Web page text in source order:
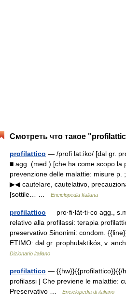
Смотреть что такое
profilattico — /profi lat:iko/ [dal gr.
■ agg. (med.) [che ha come scopo la
prevenzione delle malattie: misure p.
▶◀ cautelare, cautelativo,
[sottile… …
Enciclopedia Italiana
profilattico — pro·fi·làt·ti·co agg.,
relativo alla profilassi: terapia
preservativo Sinonimi: condom.
ETIMO: dal gr. prophulaktikós, v.
Dizionario italiano
profilattico — {{hw}}{{profilattico}}{{/
profilassi | Che previene le malattie:
Preservativo …
Enciclopedia di italiano